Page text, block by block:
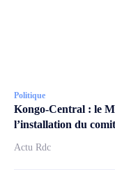
Politique
Kongo-Central : le
l’installation du
Actu Rdc